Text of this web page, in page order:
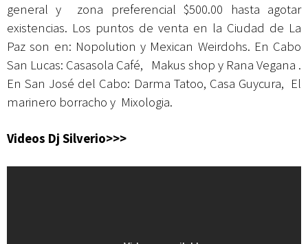
general y zona preferencial $500.00 hasta agotar
existencias. Los puntos de venta en la Ciudad de La
Paz son en: Nopolution y Mexican Weirdohs. En Cabo
San Lucas: Casasola Café, Makus shop y Rana Vegana .
En San José del Cabo: Darma Tatoo, Casa Guycura, El
marinero borracho y Mixologia.
Videos Dj Silverio>>>